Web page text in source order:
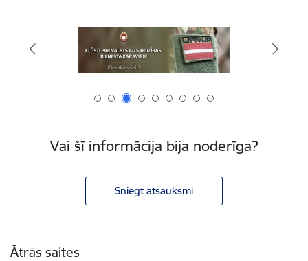
Vai šī informācija bija noderīga?
Sniegt atsauksmi
Ātrās saites